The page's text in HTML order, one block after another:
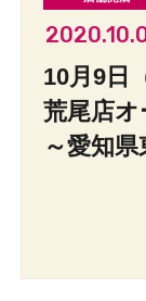
10月9日
荒尾店オ
～愛知